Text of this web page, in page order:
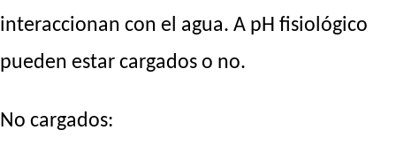
interaccionan con el agua. A pH fisiológico
pueden estar cargados o no.
No cargados: